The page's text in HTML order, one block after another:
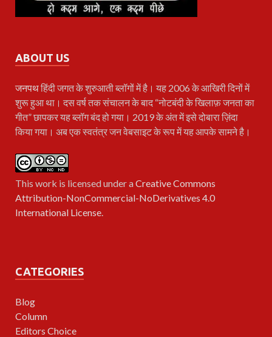
ABOUT US
जनपथहिंदी जगत के शुरुआती ब्लॉगों में है। यह 2006 के आखिरी दिनों में
शुरू हुआ था। दस वर्ष तक संचालन के बाद “नोटबंदी के खिलाफ़ जनता का
गीत” छापकर यह ब्लॉग बंद हो गया। 2019 के अंत में इसे दोबारा ज़िंदा
किया गया। अब एक स्वतंत्र जन वेबसाइट के रूप में यह आपके सामने है।
This work is licensed under aCreative Commons
Attribution-NonCommercial-NoDerivatives 4.0
International License.
CATEGORIES
Blog
Column
Editors Choice